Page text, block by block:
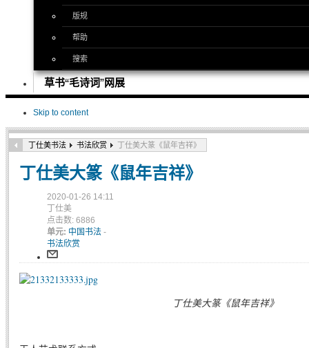
版规
帮助
搜索
草书“毛诗词”网展
Skip to content
丁仕美书法 书法欣赏 丁仕美大篆《鼠年吉祥》
丁仕美大篆《鼠年吉祥》
2020-01-26 14:11
丁仕美
点击数: 6886
单元: 中国书法 -
书法欣赏
丁仕美大篆《鼠年吉祥》